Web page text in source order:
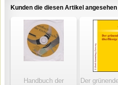
Kunden die diesen Artikel
Handbuch der
Der